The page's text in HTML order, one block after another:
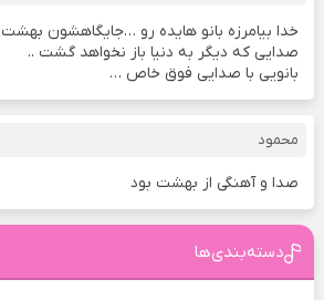
خدا بیامرزه بانو هایده رو …جایگاهشون بهشت
صدایی که دیگر به دنیا باز نخواهد گشت ..
بانویی با صدایی فوق خاص …
محمود
صدا و آهنگی از بهشت بود
دسته‌بندی‌ها